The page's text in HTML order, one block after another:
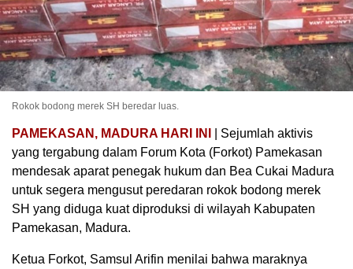
Rokok bodong merek SH beredar luas.
PAMEKASAN, MADURA HARI INI
| Sejumlah aktivis
yang tergabung dalam Forum Kota (Forkot) Pamekasan
mendesak aparat penegak hukum dan Bea Cukai Madura
untuk segera mengusut peredaran rokok bodong merek
SH yang diduga kuat diproduksi di wilayah Kabupaten
Pamekasan, Madura.
Ketua Forkot, Samsul Arifin menilai bahwa maraknya